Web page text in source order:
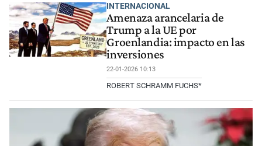
INTERNACIONAL
Amenaza arancelaria de
Trump a la UE por
Groenlandia: impacto en las
inversiones
22-01-2026 10:13
ROBERT SCHRAMM FUCHS*